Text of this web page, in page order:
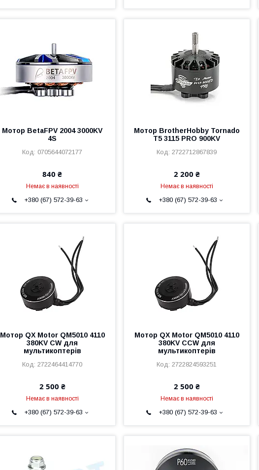
Мотор BetaFPV 2004 3000KV
4S
0705644072177
840 ₴
Немає в наявності
+380 (67) 572-39-63
Мотор BrotherHobby Tornado
T5 3115 PRO 900KV
2722712867839
2 200 ₴
Немає в наявності
+380 (67) 572-39-63
Мотор QX Motor QM5010 4110
380KV CW для
мультикоптерів
2722464414770
2 500 ₴
Немає в наявності
+380 (67) 572-39-63
Мотор QX Motor QM5010 4110
380KV CCW для
мультикоптерів
2722824593251
2 500 ₴
Немає в наявності
+380 (67) 572-39-63